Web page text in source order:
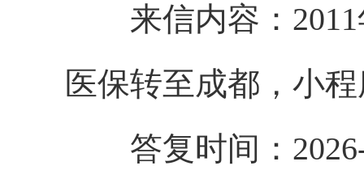
来信内容：
医保转至成都，小
答复时间：2026-